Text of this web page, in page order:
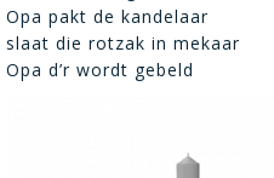
Opa pakt de kandelaar
slaat die rotzak in mekaar
Opa d’r wordt gebeld